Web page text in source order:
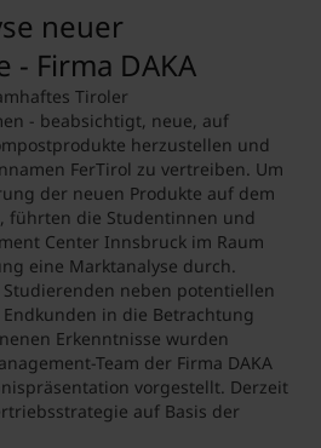
neuer
Firma DAKA
Tiroler
- beabsichtigt, neue, auf
herzustellen und
FerTirol zu vertreiben. Um
der neuen Produkte auf dem
führten die Studentinnen und
Center Innsbruck im Raum
eine Marktanalyse durch.
neben potentiellen
in die Betrachtung
Erkenntnisse wurden
Team der Firma DAKA
vorgestellt. Derzeit
auf Basis der